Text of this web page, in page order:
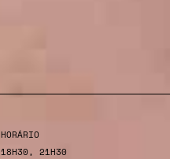
HORÁRIO
18H30, 21H30